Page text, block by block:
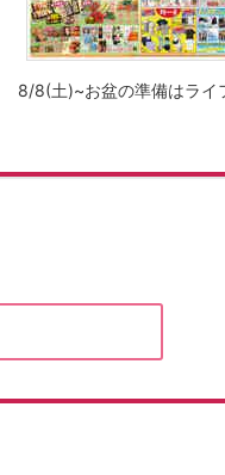
8/8(土)~お盆の準備はライ